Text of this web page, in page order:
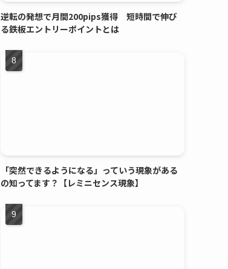
逆転の発想で月間200pips獲得 短時間で伸び
る鉄板エントリーポイントとは
「突然できるようになる」っていう現象がある
の知ってます？【レミニセンス現象】